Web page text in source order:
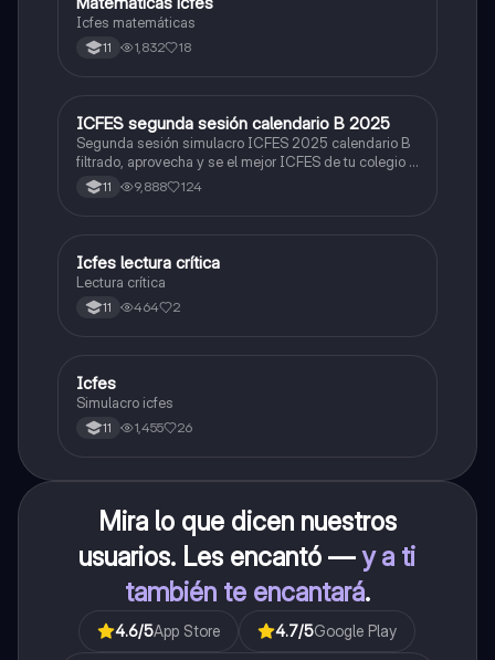
Icfes matemáticas
11 1,832 18
ICFES: Lectura Crítica
ICFES segunda sesión calendario B 2025
Segunda sesión simulacro ICFES 2025 calendario B
filtrado, aprovecha y se el mejor ICFES de tu colegio y
poder ingresar a universidad, y estudiar aquella
carrera con la que tanto sueñas.
11 9,888 124
Lengua Castellana
Icfes lectura crítica
Lectura crítica
11 464 2
ICFES: Sociales y Ciudadanas
Icfes
Simulacro icfes
11 1,455 26
Mira lo que dicen nuestros
usuarios. Les encantó —y a ti
también te encantará.
4.6/5App Store 4.7/5Google Play